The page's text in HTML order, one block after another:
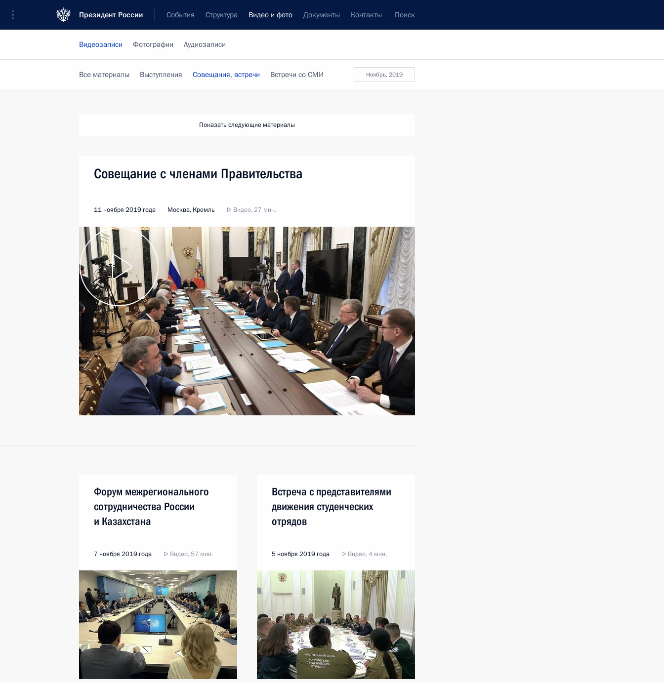
Президент России События Структура Видео и фото Документы Контакты Поиск
Видеозаписи Фотографии Аудиозаписи
ноябрь, 2019
Все материалы Выступления Совещания, встречи Встречи со СМИ
Показать следующие материалы
Совещание с членами Правительства
11 ноября 2019 года Москва, Кремль Видео, 27 мин.
Форум межрегионального
сотрудничества России
и Казахстана
7 ноября 2019 года Видео, 57 мин.
Встреча с представителями
движения студенческих
отрядов
5 ноября 2019 года Видео, 4 мин.